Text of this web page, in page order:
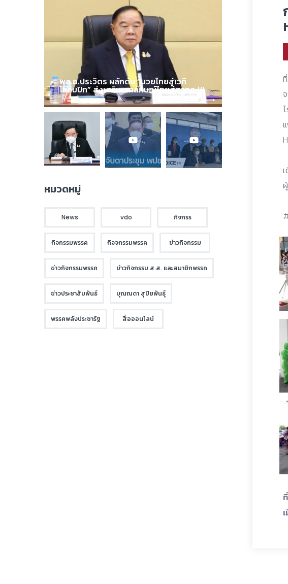
พล.อ.ประวิตร ผลักดัน “มวยไทยสู่เวที
โอลิมปิก” ส่งเสริมเอกลักษณ์ไทยสู่สากล !!!
หมวดหมู่
News vdo กิจกรร
กิจกรรมพรรค กิจจกรรมพรรค ข่าวกิจกรรม
ข่าวกิจกรรมพรรค ข่าวกิจกรรม ส.ส. และสมาชิกพรรค
ข่าวประชาสัมพันธ์ บุณณดา สุปิยพันธุ์
พรรคพลังประชารัฐ สื่อออนไลน์